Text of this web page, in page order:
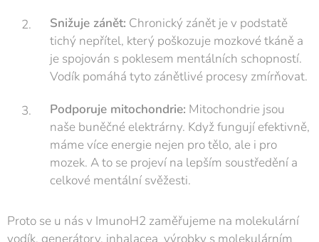
Snižuje zánět: Chronický zánět je v podstatě
tichý nepřítel, který poškozuje mozkové tkáně a
je spojován s poklesem mentálních schopností.
Vodík pomáhá tyto zánětlivé procesy zmírňovat.
Podporuje mitochondrie: Mitochondrie jsou
naše buněčné elektrárny. Když fungují efektivně,
máme více energie nejen pro tělo, ale i pro
mozek. A to se projeví na lepším soustředění a
celkové mentální svěžesti.
Proto se u nás v ImunoH2 zaměřujeme na molekulární